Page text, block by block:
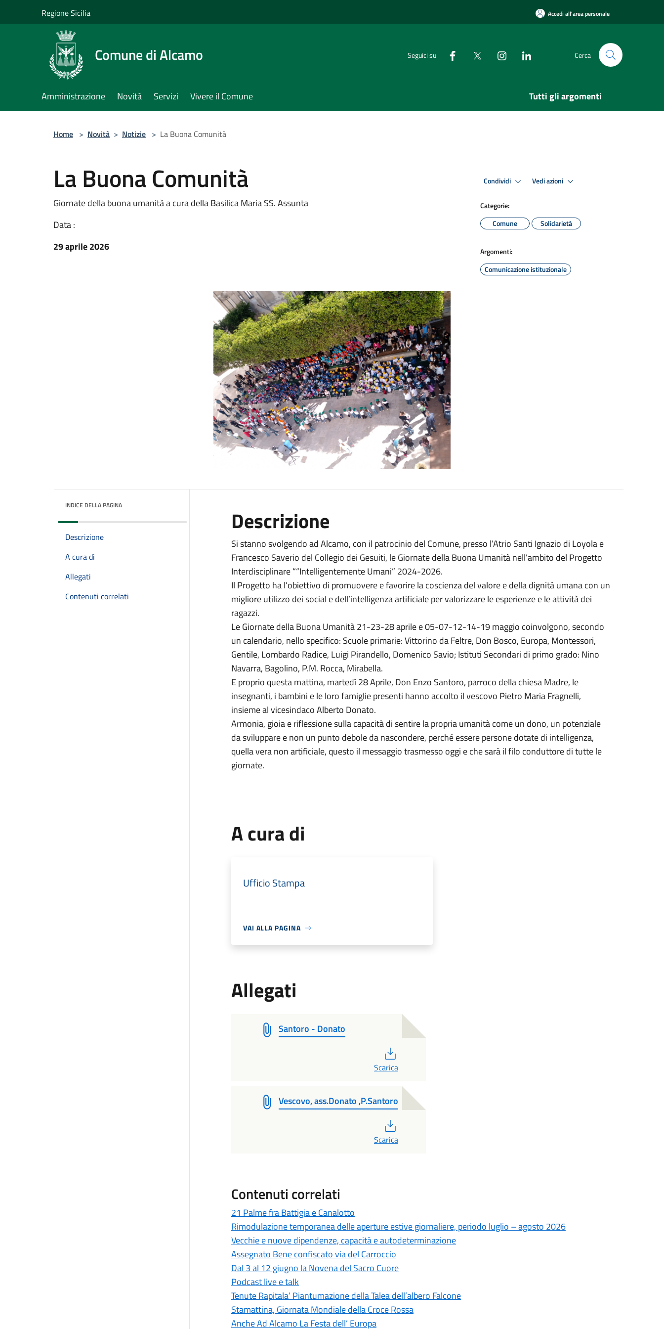
Regione Sicilia Accedi all'area personale
Comune di Alcamo Seguici su Cerca
Amministrazione Novità Servizi Vivere il Comune Tutti gli argomenti
Home > Novità > Notizie > La Buona Comunità
La Buona Comunità
Giornate della buona umanità a cura della Basilica Maria SS. Assunta
Data :
29 aprile 2026
Condividi Vedi azioni
Categorie:
Comune
Solidarietà
Argomenti:
Comunicazione istituzionale
INDICE DELLA PAGINA
Descrizione
A cura di
Allegati
Contenuti correlati
Descrizione
Si stanno svolgendo ad Alcamo, con il patrocinio del Comune, presso l’Atrio Santi Ignazio di Loyola e
Francesco Saverio del Collegio dei Gesuiti, le Giornate della Buona Umanità nell’ambito del Progetto
Interdisciplinare ““Intelligentemente Umani” 2024-2026.
Il Progetto ha l’obiettivo di promuovere e favorire la coscienza del valore e della dignità umana con un
migliore utilizzo dei social e dell’intelligenza artificiale per valorizzare le esperienze e le attività dei
ragazzi.
Le Giornate della Buona Umanità 21-23-28 aprile e 05-07-12-14-19 maggio coinvolgono, secondo
un calendario, nello specifico: Scuole primarie: Vittorino da Feltre, Don Bosco, Europa, Montessori,
Gentile, Lombardo Radice, Luigi Pirandello, Domenico Savio; Istituti Secondari di primo grado: Nino
Navarra, Bagolino, P.M. Rocca, Mirabella.
E proprio questa mattina, martedì 28 Aprile, Don Enzo Santoro, parroco della chiesa Madre, le
insegnanti, i bambini e le loro famiglie presenti hanno accolto il vescovo Pietro Maria Fragnelli,
insieme al vicesindaco Alberto Donato.
Armonia, gioia e riflessione sulla capacità di sentire la propria umanità come un dono, un potenziale
da sviluppare e non un punto debole da nascondere, perché essere persone dotate di intelligenza,
quella vera non artificiale, questo il messaggio trasmesso oggi e che sarà il filo conduttore di tutte le
giornate.
A cura di
Ufficio Stampa
VAI ALLA PAGINA
Allegati
Santoro - Donato
Scarica
Vescovo, ass.Donato ,P.Santoro
Scarica
Contenuti correlati
21 Palme fra Battigia e Canalotto
Rimodulazione temporanea delle aperture estive giornaliere, periodo luglio – agosto 2026
Vecchie e nuove dipendenze, capacità e autodeterminazione
Assegnato Bene confiscato via del Carroccio
Dal 3 al 12 giugno la Novena del Sacro Cuore
Podcast live e talk
Tenute Rapitala’ Piantumazione della Talea dell’albero Falcone
Stamattina, Giornata Mondiale della Croce Rossa
Anche Ad Alcamo La Festa dell’ Europa